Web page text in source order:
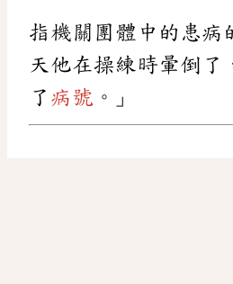
指機關團體中的患病
天他在操練時暈倒了
了 病號 。」